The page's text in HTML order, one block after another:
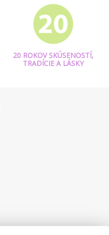
20 ROKOV SKÚSENOSTÍ,
TRADÍCIE A LÁSKY